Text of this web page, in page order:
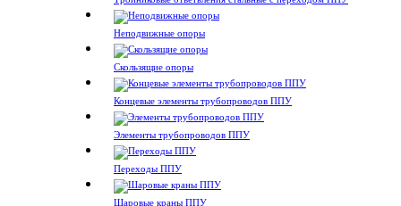
Неподвижные опоры
Скользящие опоры
Концевые элементы трубопроводов ППУ
Элементы трубопроводов ППУ
Переходы ППУ
Шаровые краны ППУ